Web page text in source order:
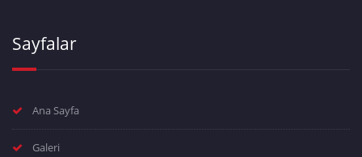
Sayfalar
Ana Sayfa
Galeri